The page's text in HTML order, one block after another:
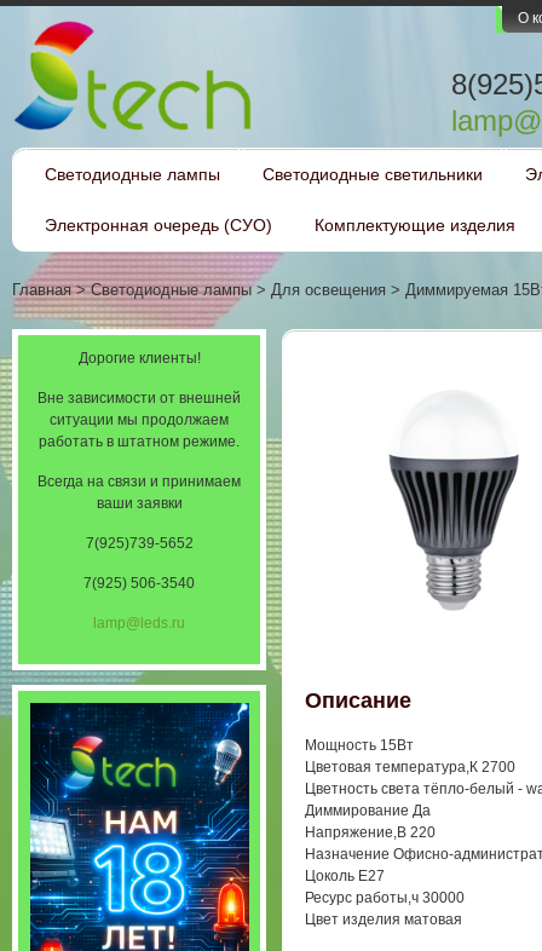
О
Светодиодные лампы Светодиодные светильники
Электронная очередь (СУО) Комплектующие изделия
Главная>Светодиодные лампы> Для освещения > Диммируемая
Описание
Мощность 15Вт
Цветовая температура,К 2700
Цветность света тёпло-белый -
Диммирование Да
Напряжение,В 220
Назначение Офисно-
Цоколь E27
Ресурс работы,ч 30000
Цвет изделия матовая
Дорогие клиенты!
Вне зависимости от внешней
ситуации мы продолжаем
работать в штатном режиме.
Всегда на связи и принимаем
ваши заявки
7(925)739-5652
7(925) 506-3540
lamp@leds.ru